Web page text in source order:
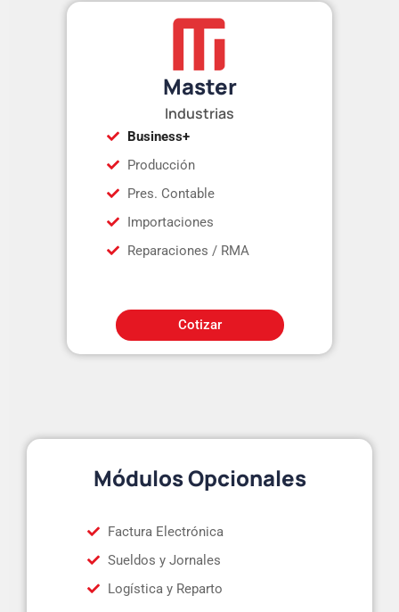
Master
Industrias
Business+
Producción
Pres. Contable
Importaciones
Reparaciones / RMA
Cotizar
Módulos Opcionales
Factura Electrónica
Sueldos y Jornales
Logística y Reparto